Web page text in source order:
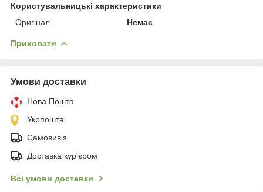
Користувальницькі характеристики
Оригінал
Немає
Приховати
Умови доставки
Нова Пошта
Укрпошта
Самовивіз
Доставка кур'єром
Всі умови доставки